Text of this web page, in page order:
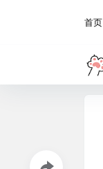
首页